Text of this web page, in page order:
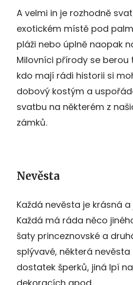
A velmi in je rozhodně
exotickém místě pod
pláži nebo úplně naopak
Milovníci přírody se berou
kdo mají rádi historii si
dobový kostým a
svatbu na některém z
zámků.
Nevěsta
Každá nevěsta je krásná
Každá má ráda něco
šaty princeznovské a
splývavé, některá
dostatek šperků, jiná lpí